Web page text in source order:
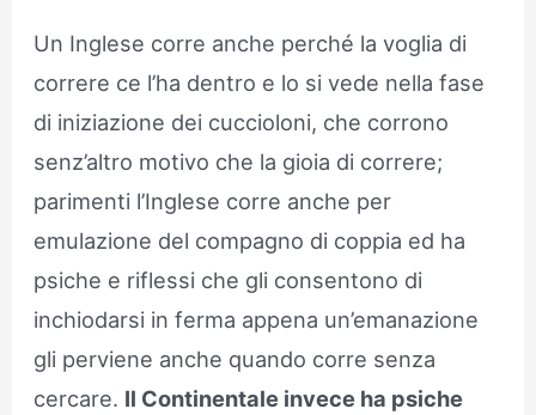
Un Inglese corre anche perché la voglia di
correre ce l’ha dentro e lo si vede nella fase
di iniziazione dei cuccioloni, che corrono
senz’altro motivo che la gioia di correre;
parimenti l’Inglese corre anche per
emulazione del compagno di coppia ed ha
psiche e riflessi che gli consentono di
inchiodarsi in ferma appena un’emanazione
gli perviene anche quando corre senza
cercare. Il Continentale invece ha psiche